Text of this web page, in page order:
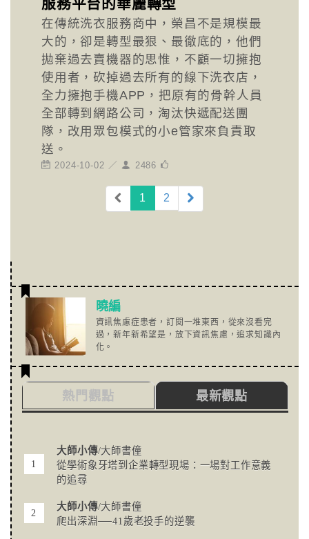
服務平台的華麗轉型
在傳統洗衣服務商中，榮昌不是規模最
大的，卻是轉型最狠、最徹底的，他們
拋棄過去賣機器的思惟，不顧一切擁抱
使用者，砍掉過去所有的線下洗衣店，
全力擁抱手機APP，把原有的骨幹人員
全部轉到網路公司，淘汰快遞配送團
隊，改用眾包模式的小e管家來負責取
送。
2024-10-02 ／ 2486
1 (current)
2
曉編
資訊焦慮症患者，訂閱一堆東西，從來沒看完
過，新年新希望是，放下資訊焦慮，追求知識內
化。
最新觀點
熱門觀點
大師小傳/大師書僮
從學術象牙塔到企業轉型現場：一場對工作意義
的追尋
大師小傳/大師書僮
爬出深淵──41歲老投手的逆襲